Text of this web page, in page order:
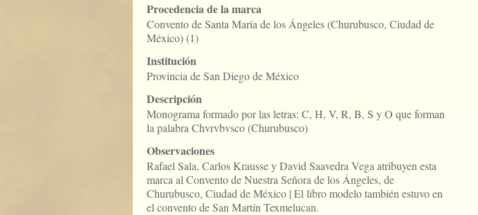
Procedencia de la marca
Convento de Santa María de los Ángeles (Churubusco, Ciudad de
México) (1)
Institución
Provincia de San Diego de México
Descripción
Monograma formado por las letras: C, H, V, R, B, S y O que forman
la palabra Chvrvbvsco (Churubusco)
Observaciones
Rafael Sala, Carlos Krausse y David Saavedra Vega atribuyen esta
marca al Convento de Nuestra Señora de los Ángeles, de
Churubusco, Ciudad de México | El libro modelo también estuvo en
el convento de San Martín Texmelucan.